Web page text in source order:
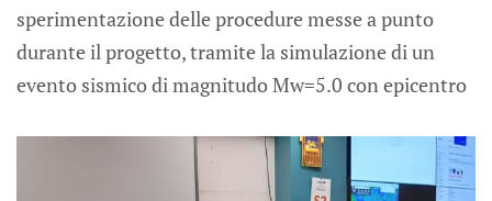
sperimentazione delle procedure messe a punto
durante il progetto, tramite la simulazione di un
evento sismico di magnitudo Mw=5.0 con epicentro